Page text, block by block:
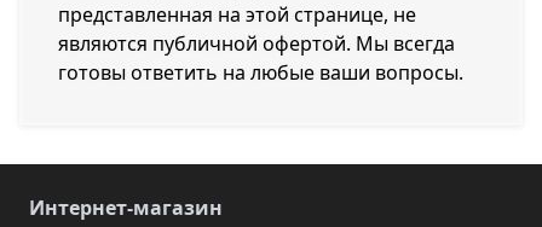
представленная на этой странице, не
являются публичной офертой. Мы всегда
готовы ответить на любые ваши вопросы.
Интернет-магазин